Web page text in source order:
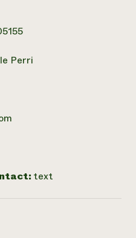
Perri
text